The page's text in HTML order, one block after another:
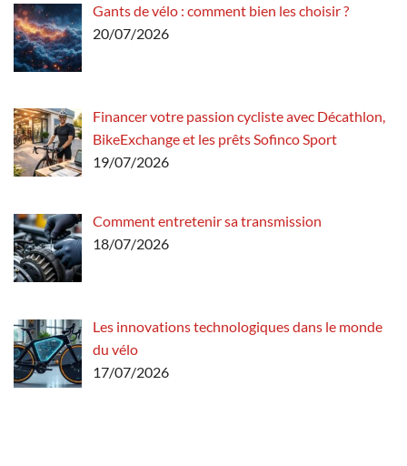
Gants de vélo : comment bien les choisir ?
20/07/2026
Financer votre passion cycliste avec Décathlon,
BikeExchange et les prêts Sofinco Sport
19/07/2026
Comment entretenir sa transmission
18/07/2026
Les innovations technologiques dans le monde
du vélo
17/07/2026